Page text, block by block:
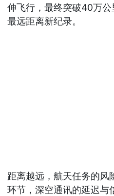
伸飞行，最终突破40万
最远距离新纪录。
距离越远，航天任务的风
环节，深空通讯的延迟与